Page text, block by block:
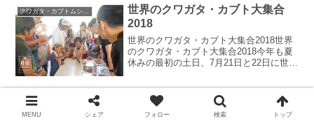
出で用品や虫を並べています！
クワガタ・カブトムシのイベント・店舗
世界のクワガタ・カブト大集合
2018
世界のクワガタ・カブト大集合2018世界
のクワガタ・カブト大集合2018今年も夏
休みの最初の土日、7月21日と22日に世界
した。今年は例年にない猛暑の夏となり
ましたが、大きな問題もなく無事に行う
事ができま...
クワガタワイワイVol5のご報告
MENU シェア フォロー 検索 トップ